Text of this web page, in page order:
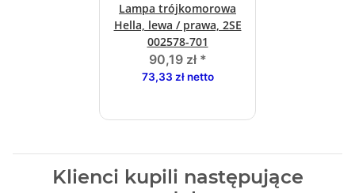
Lampa trójkomorowa
Hella, lewa / prawa, 2SE
002578-701
90,19 zł *
73,33 zł netto
Klienci kupili następujące